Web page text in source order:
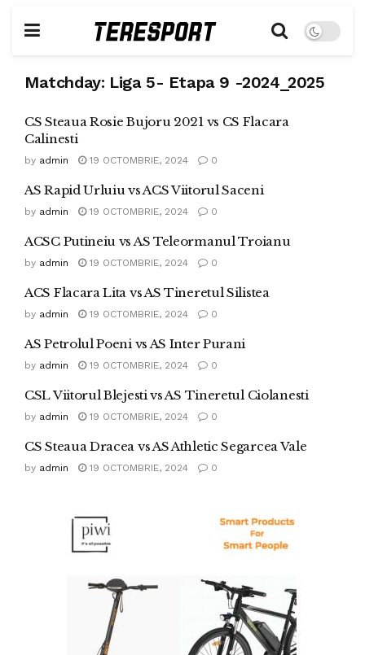
Matchday: Liga 5- Etapa 9 -2024_2025
CS Steaua Rosie Bujoru 2021 vs CS Flacara
Calinesti
by admin 19 OCTOMBRIE, 2024 0
AS Rapid Urluiu vs ACS Viitorul Saceni
by admin 19 OCTOMBRIE, 2024 0
ACSC Putineiu vs AS Teleormanul Troianu
by admin 19 OCTOMBRIE, 2024 0
ACS Flacara Lita vs AS Tineretul Silistea
by admin 19 OCTOMBRIE, 2024 0
AS Petrolul Poeni vs AS Inter Purani
by admin 19 OCTOMBRIE, 2024 0
CSL Viitorul Blejesti vs AS Tineretul Ciolanesti
by admin 19 OCTOMBRIE, 2024 0
CS Steaua Dracea vs AS Athletic Segarcea Vale
by admin 19 OCTOMBRIE, 2024 0